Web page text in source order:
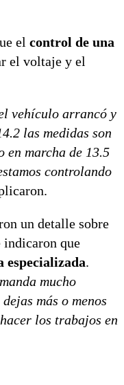
el control de una
el voltaje y el
vehículo arrancó y
las medidas son
en marcha de 13.5
controlando
un detalle sobre
que
especializada.
mucho
más o menos
los trabajos en